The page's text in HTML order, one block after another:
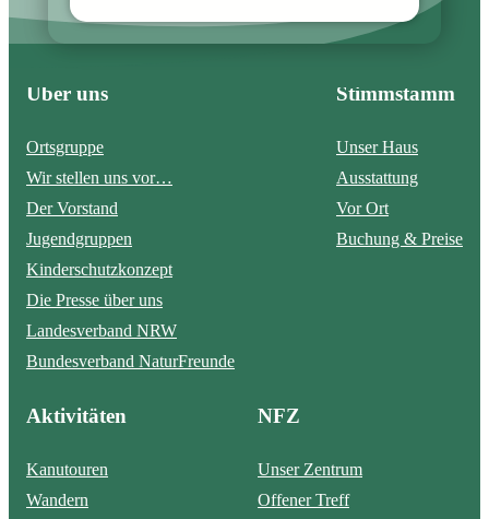
Über uns
Ortsgruppe
Wir stellen uns vor…
Der Vorstand
Jugendgruppen
Kinderschutzkonzept
Die Presse über uns
Landesverband NRW
Bundesverband NaturFreunde
Stimmstamm
Unser Haus
Ausstattung
Vor Ort
Buchung & Preise
Aktivitäten
Kanutouren
Wandern
NFZ
Unser Zentrum
Offener Treff